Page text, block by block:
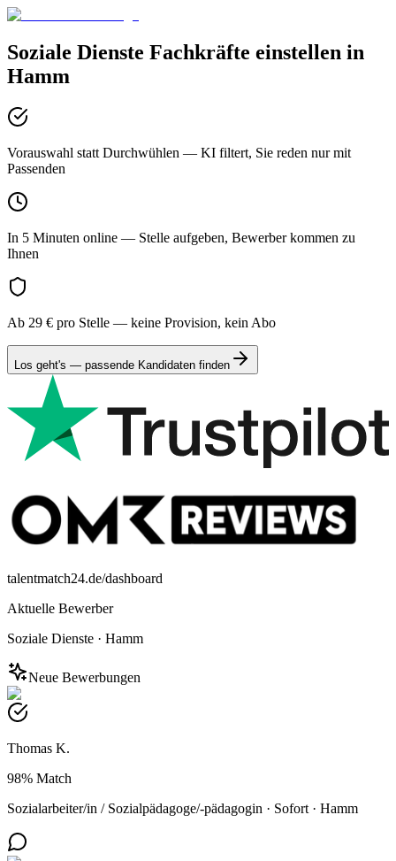
Soziale Dienste Fachkräfte einstellen in
Hamm
Vorauswahl statt Durchwühlen — KI filtert, Sie reden nur mit
Passenden
In 5 Minuten online — Stelle aufgeben, Bewerber kommen zu
Ihnen
Ab 29 € pro Stelle — keine Provision, kein Abo
Los geht's — passende Kandidaten finden
talentmatch24.de/dashboard
Aktuelle Bewerber
Soziale Dienste · Hamm
Neue Bewerbungen
Thomas K.
98% Match
Sozialarbeiter/in / Sozialpädagoge/-pädagogin · Sofort · Hamm